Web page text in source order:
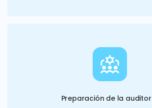
Preparación de la